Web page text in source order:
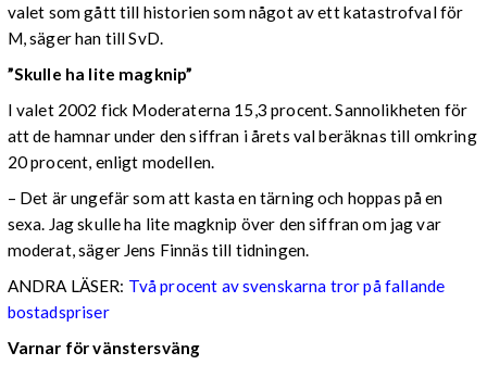
valet som gått till historien som något av ett katastrofval för
M, säger han till SvD.
”Skulle ha lite magknip”
I valet 2002 fick Moderaterna 15,3 procent. Sannolikheten för
att de hamnar under den siffran i årets val beräknas till omkring
20 procent, enligt modellen.
– Det är ungefär som att kasta en tärning och hoppas på en
sexa. Jag skulle ha lite magknip över den siffran om jag var
moderat, säger Jens Finnäs till tidningen.
ANDRA LÄSER: Två procent av svenskarna tror på fallande
bostadspriser
Varnar för vänstersväng